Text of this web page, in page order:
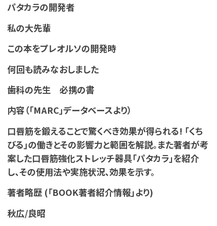
パタカラの開発者
私の大先輩
この本をプレオルソの開発時
何回も読みなおしました
歯科の先生 必携の書
内容（「MARC」データベースより）
口唇筋を鍛えることで驚くべき効果が得られる! 「くち
びる」の働きとその影響力と範囲を解説。また著者が考
案した口唇筋強化ストレッチ器具「パタカラ」を紹介
し、その使用法や実施状況、効果を示す。
著者略歴 (「BOOK著者紹介情報」より)
秋広/良昭